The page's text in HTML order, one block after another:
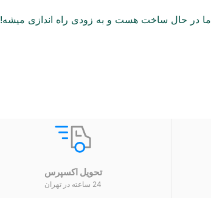
ما در حال ساخت هست و به زودی راه اندازی میشه!
تحویل اکسپرس
24 ساعته در تهران